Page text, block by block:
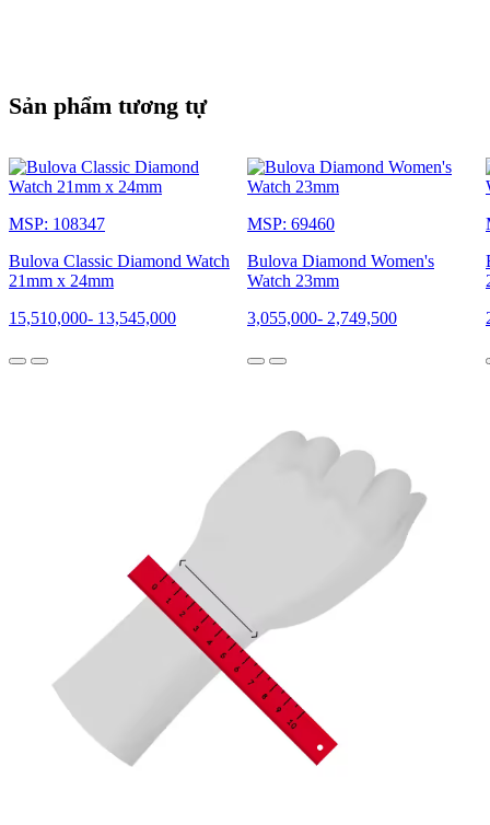
Sản phẩm tương tự
MSP: 108347
Bulova Classic Diamond Watch
21mm x 24mm
15,510,000- 13,545,000
MSP: 69460
Bulova Diamond Women's
Watch 23mm
3,055,000- 2,749,500